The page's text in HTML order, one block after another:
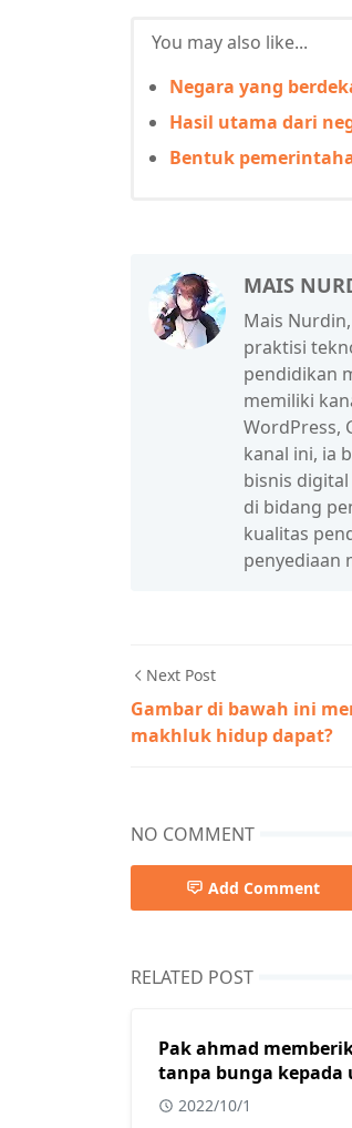
You may also like...
Negara yang
Hasil utama dari
Bentuk
MAIS
Mais
praktisi
pendidikan
memiliki
WordPress,
kanal ini, ia
bisnis
di bidang
kualitas
penyediaan
Next Post
Gambar di bawah ini
makhluk hidup dapat?
NO COMMENT
Add Comment
RELATED POST
Pak ahmad
tanpa bunga kepada
yang dimiliki oleh
2022/10/1